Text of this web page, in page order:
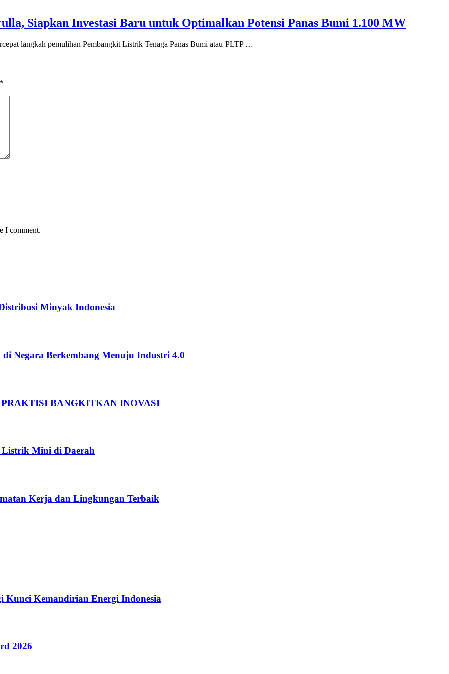
Siapkan Investasi Baru untuk Optimalkan Potensi Panas Bumi 1.100 MW
langkah pemulihan Pembangkit Listrik Tenaga Panas Bumi atau PLTP …
I comment.
Minyak Indonesia
Negara Berkembang Menuju Industri 4.0
BANGKITKAN INOVASI
Listrik Mini di Daerah
Kerja dan Lingkungan Terbaik
Kunci Kemandirian Energi Indonesia
2026